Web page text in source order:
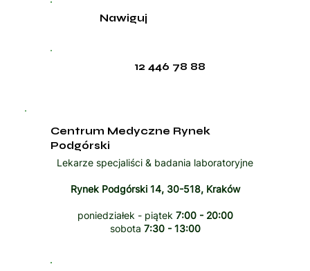
12 446 78 88
Nawiguj
Centrum Medyczne Rynek
Podgórski
Lekarze specjaliści & badania laboratoryjne
Rynek Podgórski 14, 30-518, Kraków
poniedziałek - piątek 7:00 - 20:00
sobota 7:30 - 13:00